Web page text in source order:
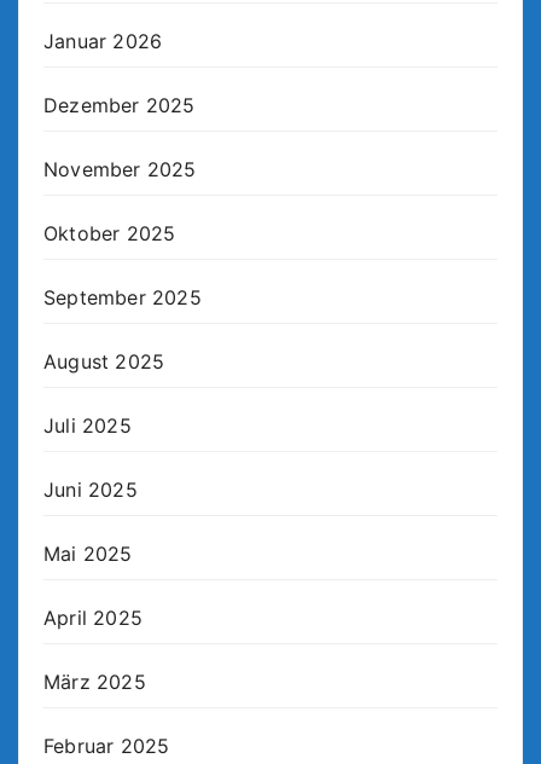
Januar 2026
Dezember 2025
November 2025
Oktober 2025
September 2025
August 2025
Juli 2025
Juni 2025
Mai 2025
April 2025
März 2025
Februar 2025